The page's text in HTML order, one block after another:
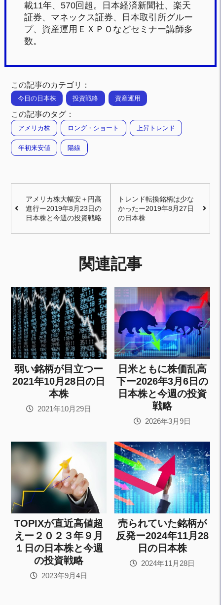
載11年、570回超。日本経済新聞社、楽天
証券、マネックス証券、日本取引所グルー
プ、資産運用ＥＸＰＯなどセミナー講師多
数。
この記事のカテゴリ：
今日の日本株 投資戦略 資産運用
この記事のタグ：
アメリカ株 ロング・ショート 上昇トレンド
年初来安値 陽線
アメリカ株大幅安＋円高
進行ー2019年8月23日の
日本株と今週の投資戦略
トレンド転換銘柄は少な
かったー2019年8月27日
の日本株
関連記事
弱い銘柄が目立つー
2021年10月28日の日
本株
2021年10月29日
日米ともに株価乱高
下ー2026年3月6日の
日本株と今週の投資
戦略
2026年3月9日
TOPIXが直近高値超
えー２０２３年９月
１日の日本株と今週
の投資戦略
2023年9月4日
売られていた銘柄が
反発ー2024年11月28
日の日本株
2024年11月28日